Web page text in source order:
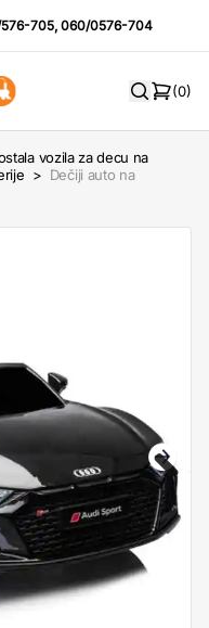
705,060/0576-704
(0)
vozila za decu na
> Dečiji auto na